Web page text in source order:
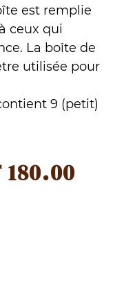
est remplie
ceux qui
La boîte de
utilisée pour
9 (petit)
180.00